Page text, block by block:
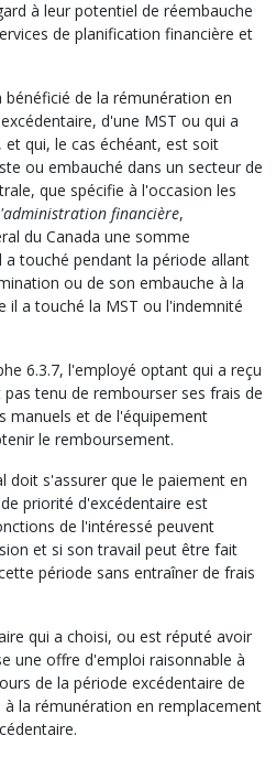
à leur potentiel de réembauche
de planification financière et
de la rémunération en
d'une MST ou qui a
qui, le cas échéant, est soit
ou embauché dans un secteur de
que spécifie à l'occasion les
financière,
du Canada une somme
touché pendant la période allant
ou de son embauche à la
il a touché la MST ou l'indemnité
6.3.7, l'employé optant qui a reçu
tenu de rembourser ses frais de
manuels et de l'équipement
le remboursement.
doit s'assurer que le paiement en
priorité d'excédentaire est
de l'intéressé peuvent
et si son travail peut être fait
période sans entraîner de frais
qui a choisi, ou est réputé avoir
une offre d'emploi raisonnable à
de la période excédentaire de
la rémunération en remplacement